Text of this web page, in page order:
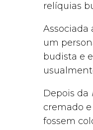
relíquias
Associada
um
budista e
Depois da
cremado
fossem